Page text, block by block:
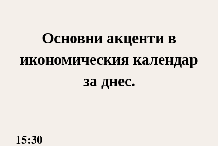
Основни акценти в
икономическия календар
за днес.
15:30